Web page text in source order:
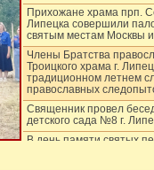
Прихожане храма прп.
Липецка совершили
святым местам Москвы
Члены Братства
Троицкого храма г.
традиционном летнем
православных
Священник провел
детского сада №8 г.
В день памяти святых